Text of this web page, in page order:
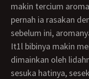
makin tercium
pernah ia rasakan
sebelum ini,
It1l bibinya makin mengeras dan mudah sekali
dimainkan oleh
sesuka hatinya,